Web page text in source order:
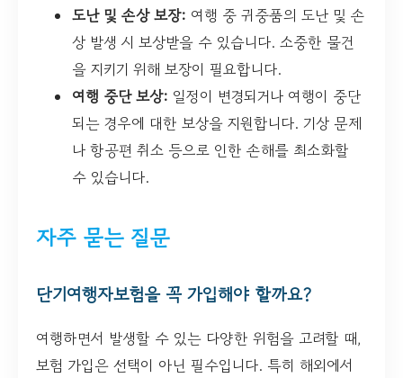
도난 및 손상 보장: 여행 중 귀중품의 도난 및 손
상 발생 시 보상받을 수 있습니다. 소중한 물건
을 지키기 위해 보장이 필요합니다.
여행 중단 보상: 일정이 변경되거나 여행이 중단
되는 경우에 대한 보상을 지원합니다. 기상 문제
나 항공편 취소 등으로 인한 손해를 최소화할
수 있습니다.
자주 묻는 질문
단기여행자보험을 꼭 가입해야 할까요?
여행하면서 발생할 수 있는 다양한 위험을 고려할 때,
보험 가입은 선택이 아닌 필수입니다. 특히 해외에서